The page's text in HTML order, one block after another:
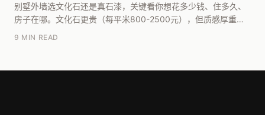
别墅外墙选文化石还是真石漆，关键看你想花多少钱、住多久、
房子在哪。文化石更贵（每平米800-2500元），但质感厚重、
9 MIN READ